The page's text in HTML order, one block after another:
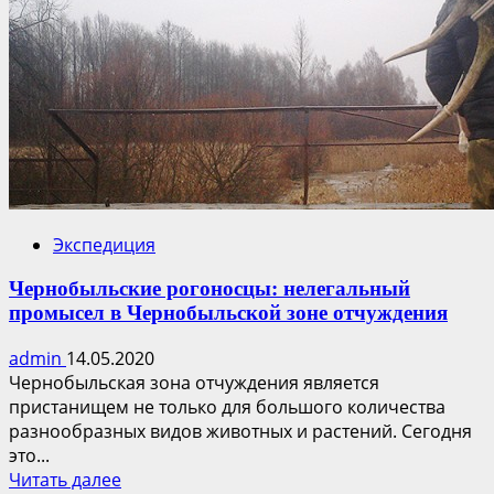
Экспедиция
Чернобыльские рогоносцы: нелегальный
промысел в Чернобыльской зоне отчуждения
admin 14.05.2020
Чернобыльская зона отчуждения является
пристанищем не только для большого количества
разнообразных видов животных и растений. Сегодня
это...
Читать далееПрочитать